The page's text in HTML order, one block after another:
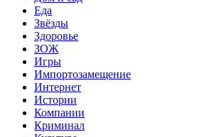
Еда
Звёзды
Здоровье
ЗОЖ
Игры
Импортозамещение
Интернет
Истории
Компании
Криминал